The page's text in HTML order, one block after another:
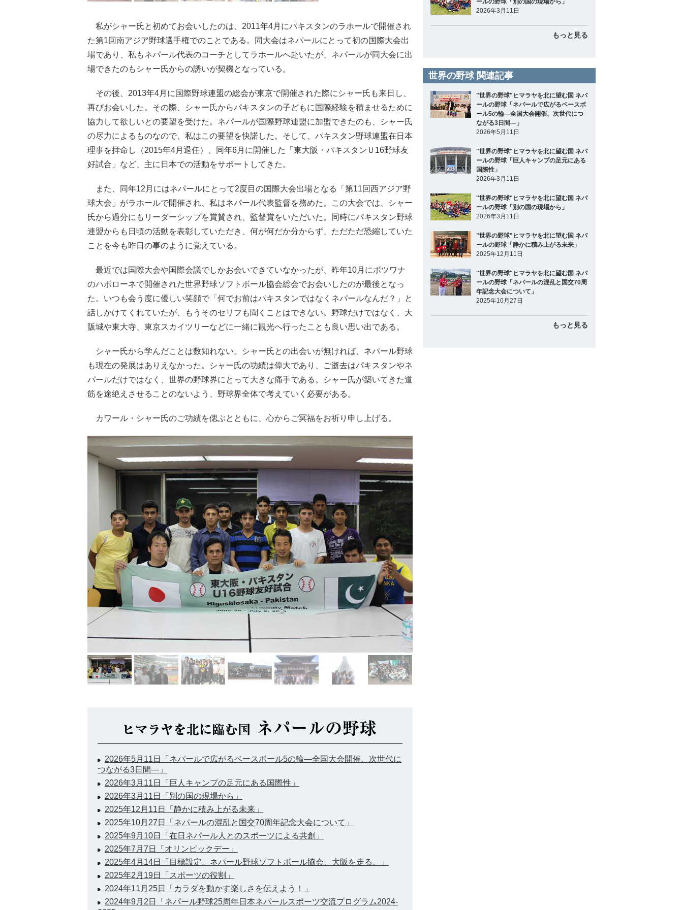
私がシャー氏と初めてお会いしたのは、2011年4月にパキスタンのラホールで開催され
た第1回南アジア野球選手権でのことである。同大会はネパールにとって初の国際大会出
場であり、私もネパール代表のコーチとしてラホールへ赴いたが、ネパールが同大会に出
場できたのもシャー氏からの誘いが契機となっている。
その後、2013年4月に国際野球連盟の総会が東京で開催された際にシャー氏も来日し、
再びお会いした。その際、シャー氏からパキスタンの子どもに国際経験を積ませるために
協力して欲しいとの要望を受けた。ネパールが国際野球連盟に加盟できたのも、シャー氏
の尽力によるものなので、私はこの要望を快諾した。そして、パキスタン野球連盟在日本
理事を拝命し（2015年4月退任）、同年6月に開催した「東大阪・パキスタンＵ16野球友
好試合」など、主に日本での活動をサポートしてきた。
また、同年12月にはネパールにとって2度目の国際大会出場となる「第11回西アジア野
球大会」がラホールで開催され、私はネパール代表監督を務めた。この大会では、シャー
氏から過分にもリーダーシップを賞賛され、監督賞をいただいた。同時にパキスタン野球
連盟からも日頃の活動を表彰していただき、何が何だか分からず、ただただ恐縮していた
ことを今も昨日の事のように覚えている。
最近では国際大会や国際会議でしかお会いできていなかったが、昨年10月にボツワナ
のハボローネで開催された世界野球ソフトボール協会総会でお会いしたのが最後となっ
た。いつも会う度に優しい笑顔で「何でお前はパキスタンではなくネパールなんだ？」と
話しかけてくれていたが、もうそのセリフも聞くことはできない。野球だけではなく、大
阪城や東大寺、東京スカイツリーなどに一緒に観光へ行ったことも良い思い出である。
シャー氏から学んだことは数知れない。シャー氏との出会いが無ければ、ネパール野球
も現在の発展はありえなかった。シャー氏の功績は偉大であり、ご逝去はパキスタンやネ
パールだけではなく、世界の野球界にとって大きな痛手である。シャー氏が築いてきた道
筋を途絶えさせることのないよう、野球界全体で考えていく必要がある。
カワール・シャー氏のご功績を偲ぶとともに、心からご冥福をお祈り申し上げる。
2026年5月11日「ネパールで広がるベースボール5の輪―全国大会開催、次世代に
つながる3日間―」
2026年3月11日「巨人キャンプの足元にある国際性」
2026年3月11日「別の国の現場から」
2025年12月11日「静かに積み上がる未来」
2025年10月27日「ネパールの混乱と国交70周年記念大会について」
2025年9月10日「在日ネパール人とのスポーツによる共創」
2025年7月7日「オリンピックデー」
2025年4月14日「目標設定。ネパール野球ソフトボール協会、大阪を走る。」
2025年2月19日「スポーツの役割」
2024年11月25日「カラダを動かす楽しさを伝えよう！」
2024年9月2日「ネパール野球25周年日本ネパールスポーツ交流プログラム2024-
ールの野球「別の国の現場から」
2026年3月11日
もっと見る
世界の野球 関連記事
"世界の野球"ヒマラヤを北に望む国 ネパ
ールの野球「ネパールで広がるベースボ
ール5の輪―全国大会開催、次世代につ
ながる3日間―」
2026年5月11日
"世界の野球"ヒマラヤを北に望む国 ネパ
ールの野球「巨人キャンプの足元にある
国際性」
2026年3月11日
"世界の野球"ヒマラヤを北に望む国 ネパ
ールの野球「別の国の現場から」
2026年3月11日
"世界の野球"ヒマラヤを北に望む国 ネパ
ールの野球「静かに積み上がる未来」
2025年12月11日
"世界の野球"ヒマラヤを北に望む国 ネパ
ールの野球「ネパールの混乱と国交70周
年記念大会について」
2025年10月27日
もっと見る